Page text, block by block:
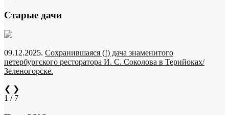
Старые дачи
09.12.2025. Сохранившаяся (!) дача знаменитого
петербургского ресторатора И. С. Соколова в Терийоках/
Зеленогорске.
❮ ❯
1 / 7